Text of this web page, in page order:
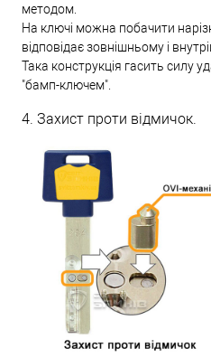
методом.
На ключі можна побачити
відповідає зовнішньому і
Така конструкція гасить силу
"бамп-ключем".
4. Захист проти відмичок.